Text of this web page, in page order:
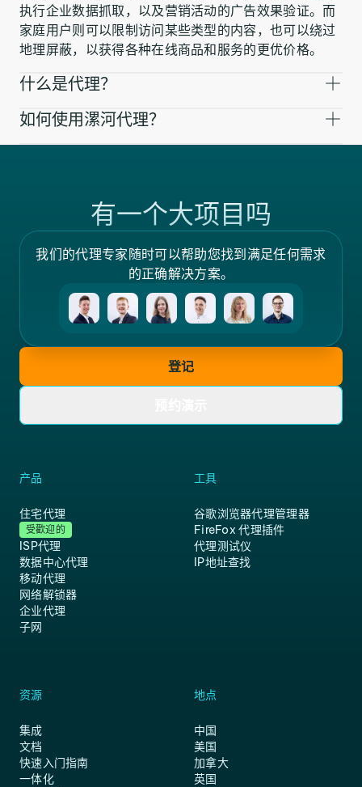
执行企业数据抓取，以及营销活动的广告效果验证。而
家庭用户则可以限制访问某些类型的内容，也可以绕过
地理屏蔽，以获得各种在线商品和服务的更优价格。
什么是代理？
如何使用漯河代理？
有一个大项目吗
我们的代理专家随时可以帮助您找到满足任何需求
的正确解决方案。
登记
产品
住宅代理
受歡迎的
ISP代理
数据中心代理
移动代理
网络解锁器
企业代理
子网
工具
谷歌浏览器代理管理器
FireFox 代理插件
代理测试仪
IP地址查找
资源
集成
文档
快速入门指南
一体化
地点
中国
美国
加拿大
英国